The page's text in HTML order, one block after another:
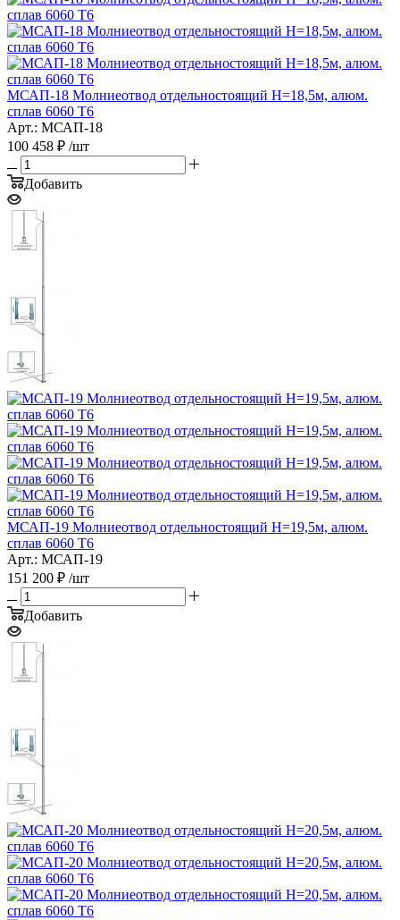
МСАП-18 Молниеотвод отдельностоящий H=18,5м, алюм.
сплав 6060 T6
Арт.: МСАП-18
100 458 ₽ /шт
Добавить
МСАП-19 Молниеотвод отдельностоящий H=19,5м, алюм.
сплав 6060 T6
Арт.: МСАП-19
151 200 ₽ /шт
Добавить